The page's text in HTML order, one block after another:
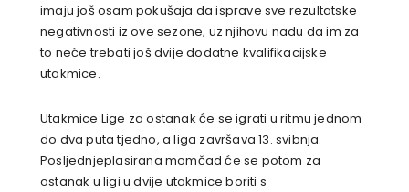
imaju još osam pokušaja da isprave sve rezultatske
negativnosti iz ove sezone, uz njihovu nadu da im za
to neće trebati još dvije dodatne kvalifikacijske
utakmice.
Utakmice Lige za ostanak će se igrati u ritmu jednom
do dva puta tjedno, a liga završava 13. svibnja.
Posljednjeplasirana momčad će se potom za
ostanak u ligi u dvije utakmice boriti s